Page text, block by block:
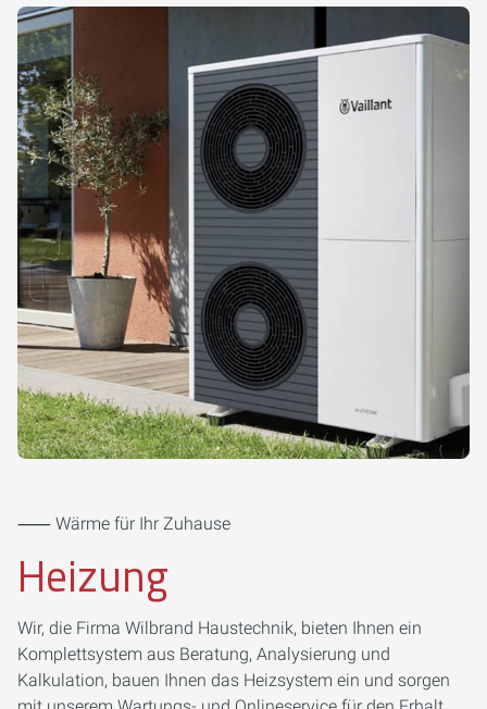
⸺ Wärme für Ihr Zuhause
Heizung
Wir, die Firma Wilbrand Haustechnik, bieten Ihnen ein
Komplettsystem aus Beratung, Analysierung und
Kalkulation, bauen Ihnen das Heizsystem ein und sorgen